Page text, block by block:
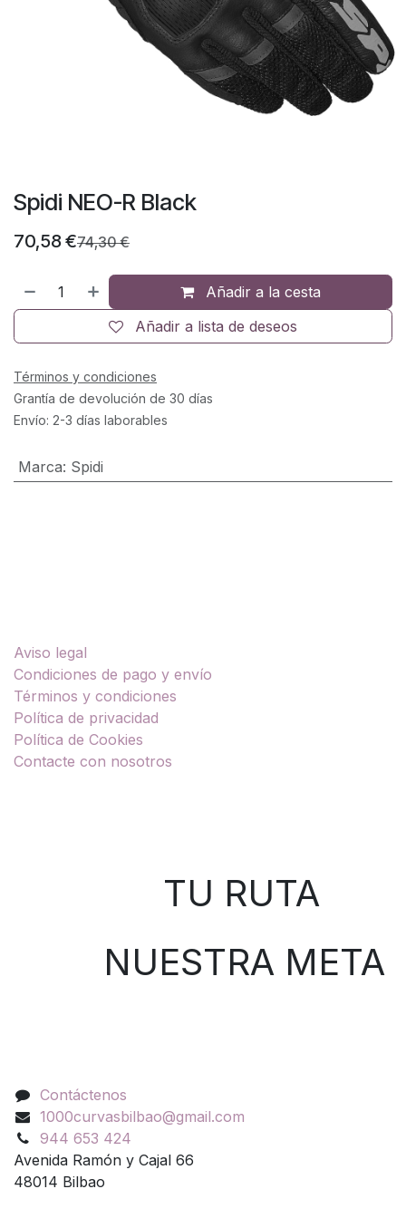
Spidi NEO-R Black
70,58€74,30€
Añadir a la cesta
Añadir a lista de deseos
Términos y condiciones
Grantía de devolución de 30 días
Envío: 2-3 días laborables
Marca: Spidi
Aviso legal
Condiciones de pago y envío
Términos y condiciones
Política de privacidad
Política de Cookies
Contacte con nosotros
TU RUTA
NUESTRA META
Contáctenos
1000curvasbilbao@gmail.com
944 653 424
Avenida Ramón y Cajal 66
48014 Bilbao